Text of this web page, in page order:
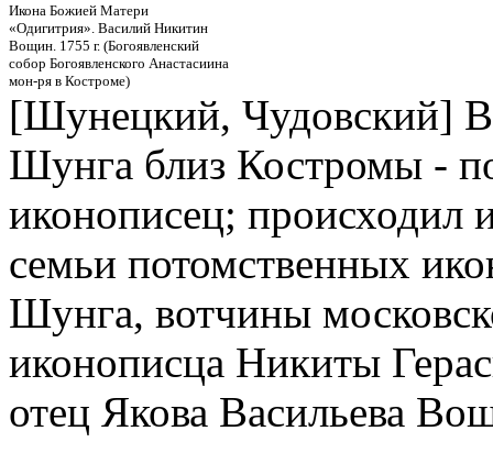
Икона Божией Матери
«Одигитрия». Василий Никитин
Вощин. 1755 г. (Богоявленский
собор Богоявленского Анастасиина
мон-ря в Костроме)
[Шунецкий, Чудовский]
Шунга близ Костромы -
иконописец; происходил
семьи потомственных
Шунга, вотчины
иконописца Никиты
отец Якова Васильева